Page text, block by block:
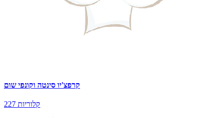
קרפצ'יו סינטה וקונפי שום
227 קלוריות